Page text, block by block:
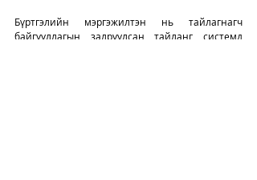
Бүртгэлийн мэргэжилтэн нь тайлагнагч
байгууллагын залруулсан тайланг системд